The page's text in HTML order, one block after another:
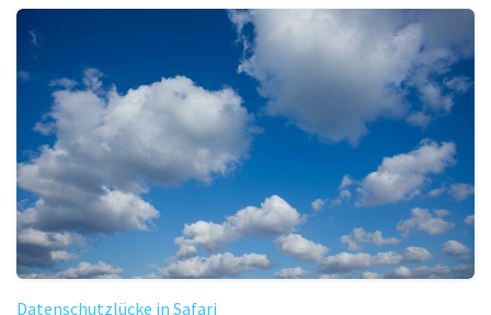
Datenschutzlücke in Safari